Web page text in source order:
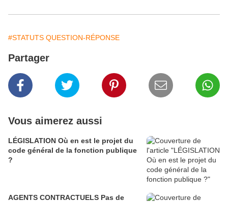
#STATUTS QUESTION-RÉPONSE
Partager
Vous aimerez aussi
LÉGISLATION Où en est le projet du
code général de la fonction publique
?
AGENTS CONTRACTUELS Pas de